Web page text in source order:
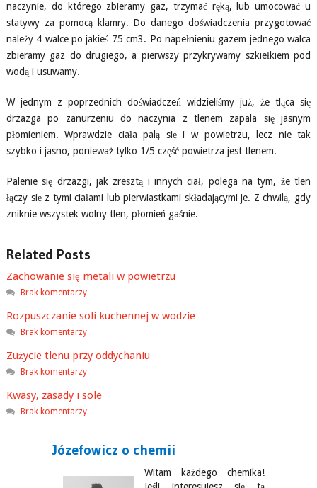
naczynie, do którego zbieramy gaz, trzymać ręką, lub umocować u
statywy za pomocą klamry. Do danego doświadczenia przygotować
należy 4 walce po jakieś 75 cm3. Po napełnieniu gazem jednego walca
zbieramy gaz do drugiego, a pierwszy przykrywamy szkiełkiem pod
wodą i usuwamy.
W jednym z poprzednich doświadczeń widzieliśmy już, że tląca się
drzazga po zanurzeniu do naczynia z tlenem zapala się jasnym
płomieniem. Wprawdzie ciała palą się i w powietrzu, lecz nie tak
szybko i jasno, ponieważ tylko 1/5 część powietrza jest tlenem.
Palenie się drzazgi, jak zresztą i innych ciał, polega na tym, że tlen
łączy się z tymi ciałami lub pierwiastkami składającymi je. Z chwilą, gdy
zniknie wszystek wolny tlen, płomień gaśnie.
Related Posts
Zachowanie się metali w powietrzu
Brak komentarzy
Rozpuszczanie soli kuchennej w wodzie
Brak komentarzy
Zużycie tlenu przy oddychaniu
Brak komentarzy
Kwasy, zasady i sole
Brak komentarzy
Józefowicz o chemii
Witam każdego chemika!